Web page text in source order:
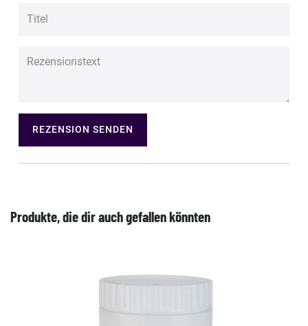
REZENSION SENDEN
Produkte, die dir auch gefallen könnten